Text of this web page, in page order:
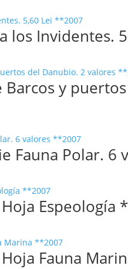
los Invidentes.
Barcos y
Fauna Polar. 6
Espeología
Fauna